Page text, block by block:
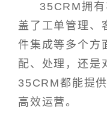
35CRM拥
盖了工单管理、
件集成等多个方
配、处理，还是
35CRM都能提
高效运营。